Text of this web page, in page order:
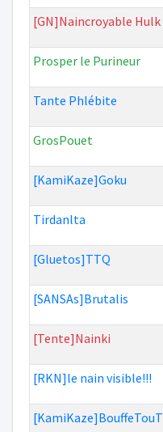
[GN]Naincroyable Hulk
Prosper le Purineur
Tante Phlébite
GrosPouet
[KamiKaze]Goku
Tirdanlta
[Gluetos]TTQ
[SANSAs]Brutalis
[Tente]Nainki
[RKN]le nain visible!!!
[KamiKaze]BouffeTouT